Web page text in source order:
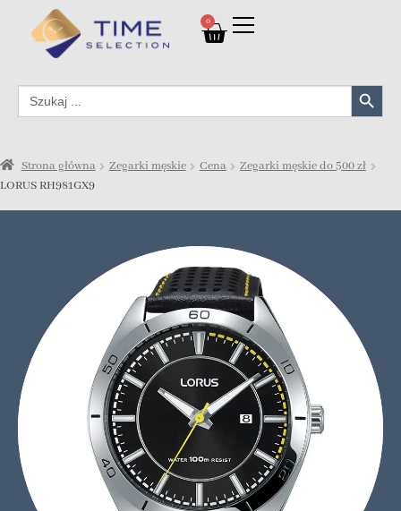
0
Search
for:
Search Button
Strona główna Zegarki męskie Cena
Zegarki męskie do 500 zł
LORUS RH981GX9